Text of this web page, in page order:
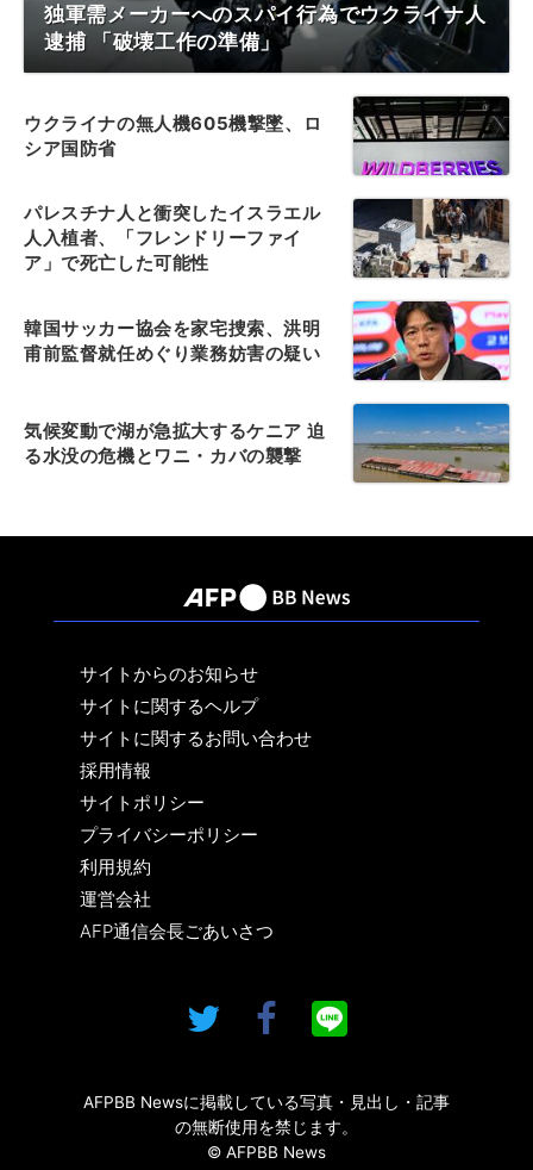
独軍需メーカーへのスパイ行為でウクライナ人
逮捕 「破壊工作の準備」
ウクライナの無人機605機撃墜、ロ
シア国防省
パレスチナ人と衝突したイスラエル
人入植者、「フレンドリーファイ
ア」で死亡した可能性
韓国サッカー協会を家宅捜索、洪明
甫前監督就任めぐり業務妨害の疑い
気候変動で湖が急拡大するケニア 迫
る水没の危機とワニ・カバの襲撃
サイトからのお知らせ
サイトに関するヘルプ
サイトに関するお問い合わせ
採用情報
サイトポリシー
プライバシーポリシー
利用規約
運営会社
AFP通信会長ごあいさつ
AFPBB Newsに掲載している写真・見出し・記事
の無断使用を禁じます。
© AFPBB News